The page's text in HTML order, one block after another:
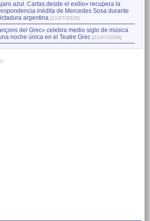
azul. Cartas desde el exilio» recupera la
inédita de Mercedes Sosa durante
argentina [21/07/2026]
del Grec» celebra medio siglo de música
noche única en el Teatre Grec [21/07/2026]